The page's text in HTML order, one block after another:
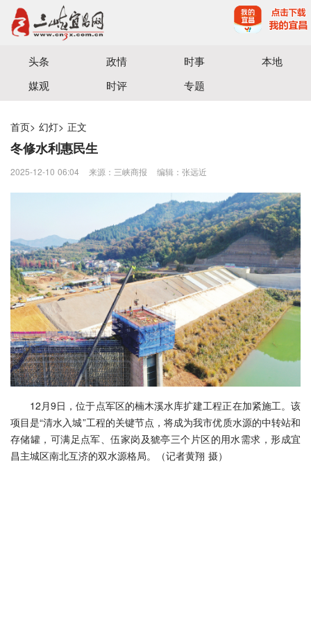
宜昌三峡融媒体中心主办
头条 政情 时事
本地
媒观
时评 专题
首页> 幻灯> 正文
冬修水利惠民生
2025-12-10 06:04 来源：三峡商报 编辑：张远近
12月9日，位于点军区的楠木溪水库扩建工程正在加紧施工。该
项目是“清水入城”工程的关键节点，将成为我市优质水源的中转站和
存储罐，可满足点军、伍家岗及猇亭三个片区的用水需求，形成宜
昌主城区南北互济的双水源格局。（记者黄翔 摄）